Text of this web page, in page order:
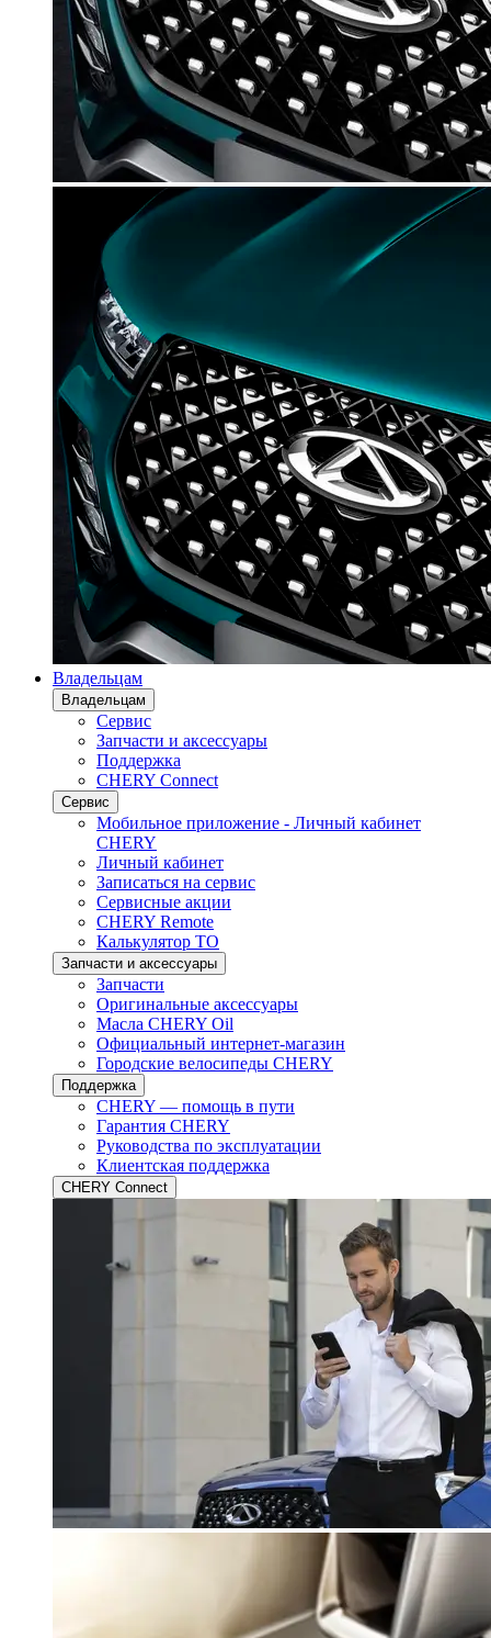
Владельцам
Владельцам
Сервис
Запчасти и аксессуары
Поддержка
CHERY Connect
Сервис
Мобильное приложение - Личный кабинет
CHERY
Личный кабинет
Записаться на сервис
Сервисные акции
CHERY Remote
Калькулятор ТО
Запчасти и аксессуары
Запчасти
Оригинальные аксессуары
Масла CHERY Oil
Официальный интернет-магазин
Городские велосипеды CHERY
Поддержка
CHERY — помощь в пути
Гарантия CHERY
Руководства по эксплуатации
Клиентская поддержка
CHERY Connect